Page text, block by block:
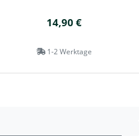
14,90 €
1-2 Werktage